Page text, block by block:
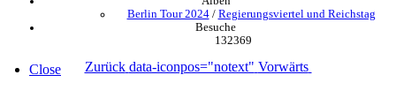
Berlin Tour 2024/ Regierungsviertel und Reichstag
Besuche
132369
Zurück data-iconpos="notext" Vorwärts
Close